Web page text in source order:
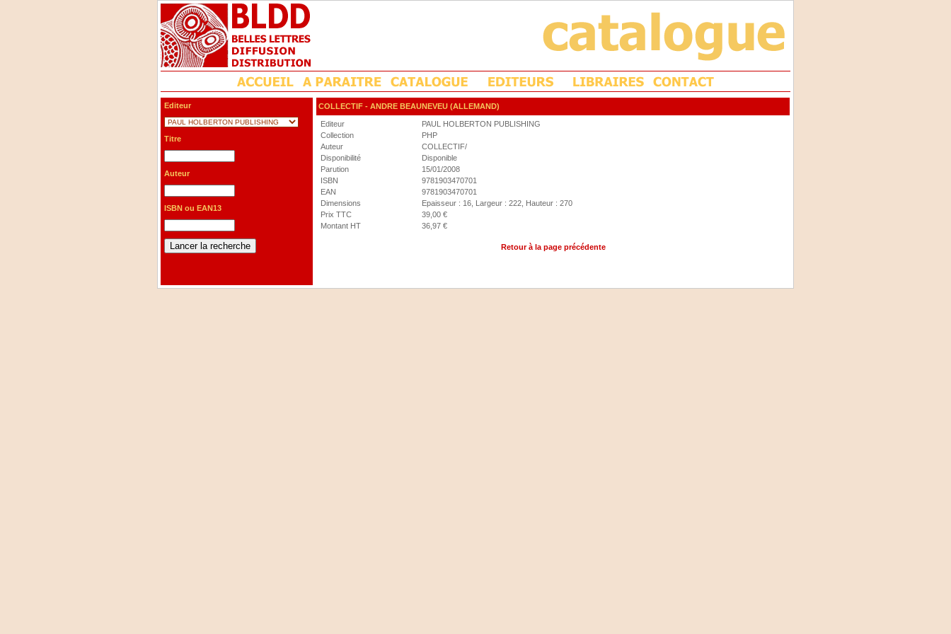
Editeur
Titre
Auteur
ISBN ou EAN13
COLLECTIF - ANDRE BEAUNEVEU (ALLEMAND)
Editeur
PAUL HOLBERTON PUBLISHING
Collection
PHP
Auteur
COLLECTIF/
Disponibilité
Disponible
Parution
15/01/2008
ISBN
9781903470701
EAN
9781903470701
Dimensions
Epaisseur : 16, Largeur : 222, Hauteur : 270
Prix TTC
39,00 €
Montant HT
36,97 €
Retour à la page précédente